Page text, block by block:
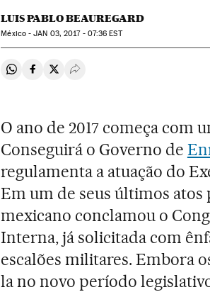
LUIS PABLO BEAUREGARD
México -JAN 03, 2017 - 07:36 EST
Compartir en Whatsapp
Compartir en Facebook
Compartir en Twitter
Desplegar Redes Sociales
O ano de 2017 começa com
Conseguirá o Governo de
regulamenta a atuação do
Em um de seus últimos atos
mexicano conclamou o
Interna, já solicitada com
escalões militares. Embora
la no novo período